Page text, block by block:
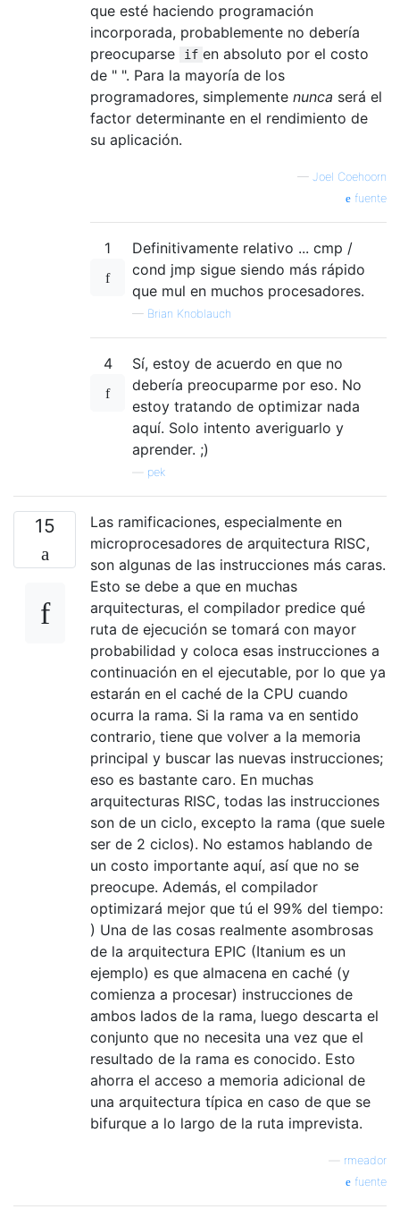
que esté haciendo programación
incorporada, probablemente no debería
preocuparse
if en absoluto por el costo
de " ". Para la mayoría de los
programadores, simplemente nunca será el
factor determinante en el rendimiento de
su aplicación.
— Joel Coehoorn
fuente
1
Definitivamente relativo ... cmp /
cond jmp sigue siendo más rápido
que mul en muchos procesadores.
— Brian Knoblauch
4
Sí, estoy de acuerdo en que no
debería preocuparme por eso. No
estoy tratando de optimizar nada
aquí. Solo intento averiguarlo y
aprender. ;)
pek
15
Las ramificaciones, especialmente en
microprocesadores de arquitectura RISC,
son algunas de las instrucciones más caras.
Esto se debe a que en muchas
arquitecturas, el compilador predice qué
ruta de ejecución se tomará con mayor
probabilidad y coloca esas instrucciones a
continuación en el ejecutable, por lo que ya
estarán en el caché de la CPU cuando
ocurra la rama. Si la rama va en sentido
contrario, tiene que volver a la memoria
principal y buscar las nuevas instrucciones;
eso es bastante caro. En muchas
arquitecturas RISC, todas las instrucciones
son de un ciclo, excepto la rama (que suele
ser de 2 ciclos). No estamos hablando de
un costo importante aquí, así que no se
preocupe. Además, el compilador
optimizará mejor que tú el 99% del tiempo:
) Una de las cosas realmente asombrosas
de la arquitectura EPIC (Itanium es un
ejemplo) es que almacena en caché (y
comienza a procesar) instrucciones de
ambos lados de la rama, luego descarta el
conjunto que no necesita una vez que el
resultado de la rama es conocido. Esto
ahorra el acceso a memoria adicional de
una arquitectura típica en caso de que se
bifurque a lo largo de la ruta imprevista.
rmeador
fuente